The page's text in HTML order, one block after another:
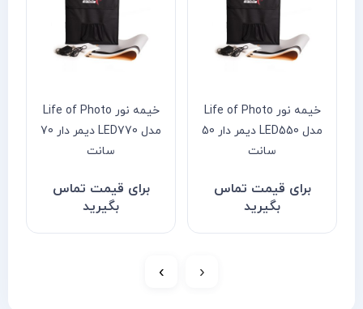
خیمه نور Life of Photo
مدل LED550 دیمر دار 50
سانت
برای قیمت تماس
بگیرید
خیمه نور Life of Photo
مدل LED770 دیمر دار 70
سانت
برای قیمت تماس
بگیرید
‹
›